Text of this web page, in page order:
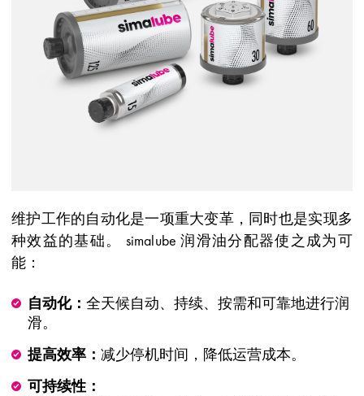
维护工作的自动化是一项重大变革，同时也是实现多
种效益的基础。 simalube 润滑油分配器使之成为可
能：
自动化： 全天候自动、持续、按需和可靠地进行润
滑。
提高效率： 减少停机时间，降低运营成本。
可持续性：